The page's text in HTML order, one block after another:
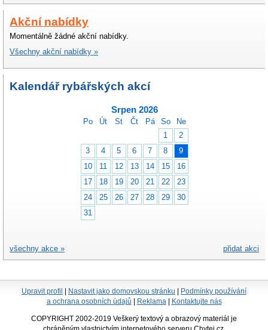
Akční nabídky
Momentálně žádné akční nabídky.
Všechny akční nabídky »
Kalendář rybářských akcí
Srpen 2026
Po Út St Čt Pá So
Ne
1
2
3
4 5 6 7 8
9
10
11 12 13 14 15
16
17
18 19 20 21 22
23
24
25 26 27 28 29
30
31
přidat akci
všechny akce »
Upravit profil Nastavit jako domovskou stránku
Podmínky používání
a ochrana osobních údajů
Reklama Kontaktujte nás
COPYRIGHT 2002-2019 Veškerý textový a obrazový materiál je
chráněným vlastnictvím internetového serveru Chytej.cz.